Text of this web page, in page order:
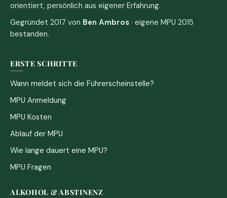
orientiert, persönlich aus eigener Erfahrung.
Gegründet 2017 von Ben Ambros · eigene MPU 2015
bestanden.
ERSTE SCHRITTE
Wann meldet sich die Führerscheinstelle?
MPU Anmeldung
MPU Kosten
Ablauf der MPU
Wie lange dauert eine MPU?
MPU Fragen
ALKOHOL & ABSTINENZ